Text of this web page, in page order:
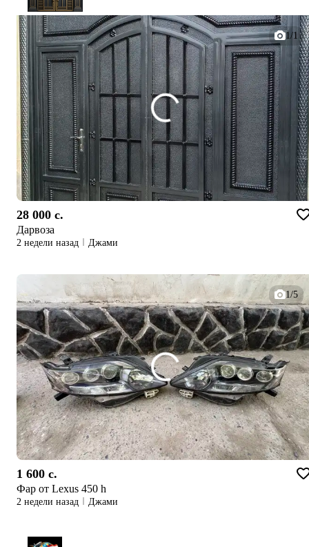
1/1
28 000 c.
Дарвоза
2 недели назад Джами
1/5
1 600 c.
Фар от Lexus 450 h
2 недели назад Джами